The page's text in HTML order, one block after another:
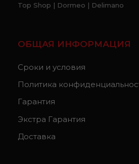
Top Shop | Dormeo | Delimano
ОБЩАЯ ИНФОРМАЦИЯ
Сроки и условия
Политика
Гарантия
Экстра Гарантия
Доставка